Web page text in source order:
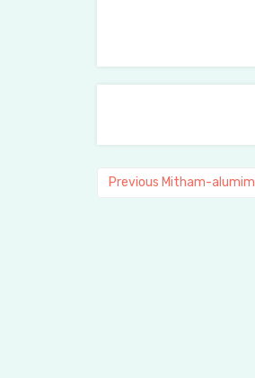
Previous
Previous Mitham-alumim